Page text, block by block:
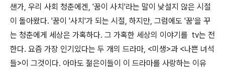
샌가, 우리 사회 청춘에겐, '꿈이 사치'라는 말이 낯설지 않은 시절
이 돌아왔다. '꿈이 '사치'가 되는 시절, 하지만, 그럼에도 '꿈'을 꾸
는 청춘에게 세상은 가혹하다. 그 가혹한 세상의 이야기를 tv는 전
한다. 요즘 가장 인기있다는 두 개의 드라마, <미생>과 <나쁜 녀석
들>이 그것이다. 아마도 젊은이들이 이 드라마를 사랑하는 이유